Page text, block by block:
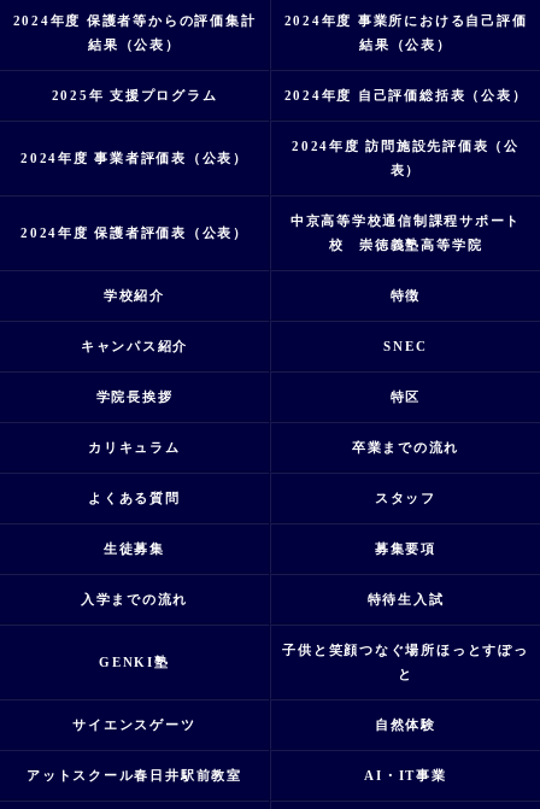
2024年度 保護者等からの評価集計
結果（公表）
2024年度 事業所における自己評価
結果（公表）
2025年 支援プログラム 2024年度 自己評価総括表（公表）
2024年度 事業者評価表（公表）
2024年度 訪問施設先評価表（公
表）
2024年度 保護者評価表（公表）
中京高等学校通信制課程サポート
校 崇徳義塾高等学院
学校紹介 特徴
キャンパス紹介 SNEC
学院長挨拶 特区
カリキュラム 卒業までの流れ
よくある質問 スタッフ
生徒募集 募集要項
入学までの流れ 特待生入試
GENKI塾
子供と笑顔つなぐ場所ほっとすぽっ
と
サイエンスゲーツ 自然体験
アットスクール春日井駅前教室 AI・IT事業